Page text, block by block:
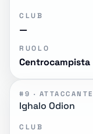
CLUB
—
RUOLO
Centrocampista
#9 · ATTACCANTE
Ighalo Odion
CLUB